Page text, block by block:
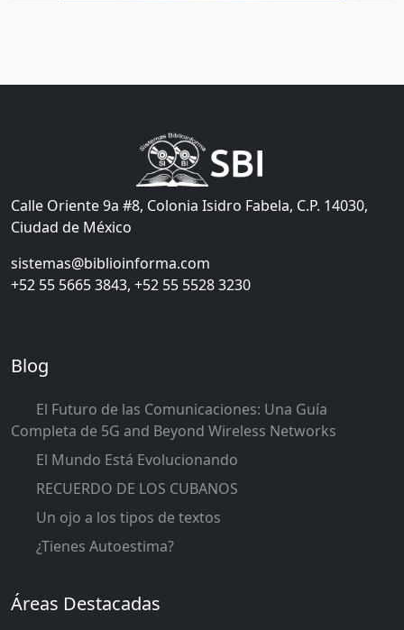
Calle Oriente 9a #8, Colonia Isidro Fabela, C.P. 14030,
Ciudad de México
sistemas@biblioinforma.com
+52 55 5665 3843, +52 55 5528 3230
Blog
El Futuro de las Comunicaciones: Una Guía
Completa de 5G and Beyond Wireless Networks
El Mundo Está Evolucionando
RECUERDO DE LOS CUBANOS
Un ojo a los tipos de textos
¿Tienes Autoestima?
Áreas Destacadas